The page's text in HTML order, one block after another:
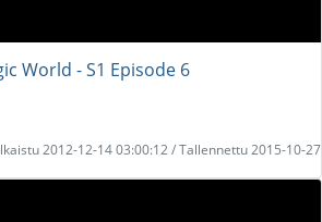
World - S1 Episode 6
2012-12-14 03:00:12 / Tallennettu 2015-10-27